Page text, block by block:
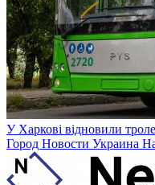
У Харкові відновили
Город Новости Украина